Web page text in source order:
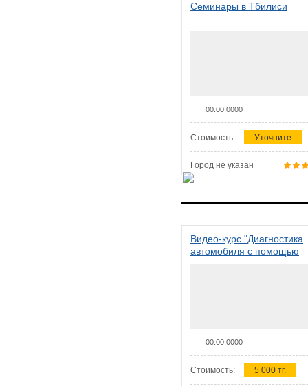
Семинары в Тбилиси
00.00.0000
Стоимость: Уточните
Город не указан
Видео-курс "Диагностика
автомобиля с помощью
00.00.0000
Стоимость: 5 000 тг.